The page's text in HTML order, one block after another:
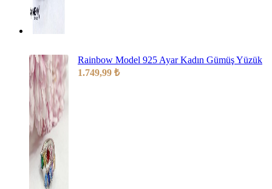
Rainbow Model 925 Ayar Kadın Gümüş Yüzük
1.749,99 ₺